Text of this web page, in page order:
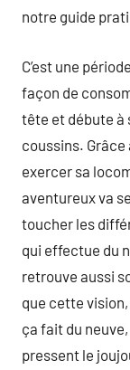
notre guide
C’est une
façon de
tête et débute à
coussins. Grâce
exercer sa
aventureux va
toucher les
qui effectue du
retrouve aussi
que cette vision,
ça fait du
pressent le